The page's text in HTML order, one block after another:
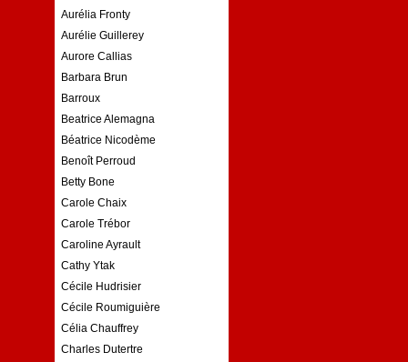
Aurélia Fronty
Aurélie Guillerey
Aurore Callias
Barbara Brun
Barroux
Beatrice Alemagna
Béatrice Nicodème
Benoît Perroud
Betty Bone
Carole Chaix
Carole Trébor
Caroline Ayrault
Cathy Ytak
Cécile Hudrisier
Cécile Roumiguière
Célia Chauffrey
Charles Dutertre